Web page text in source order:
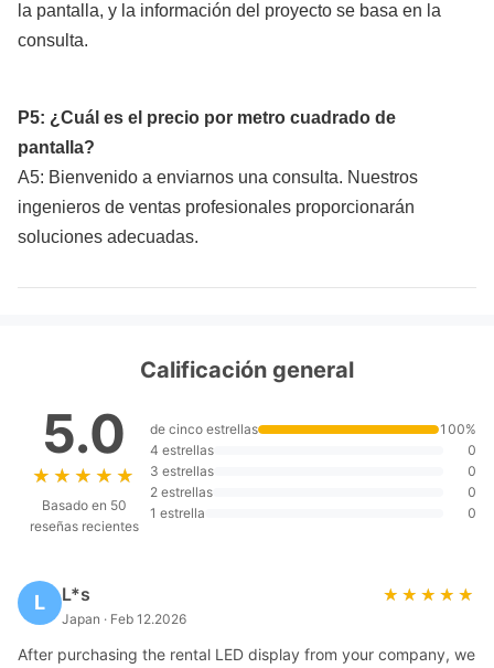
la pantalla, y la información del proyecto se basa en la
consulta.
P5: ¿Cuál es el precio por metro cuadrado de
pantalla?
A5: Bienvenido a enviarnos una consulta. Nuestros
ingenieros de ventas profesionales proporcionarán
soluciones adecuadas.
Calificación general
5.0
★★★★★
★★★★★
Basado en 50
reseñas recientes
de cinco estrellas
100%
4 estrellas
0
3 estrellas
0
2 estrellas
0
1 estrella
0
L L*s
Japan · Feb 12.2026
★★★★★
★★★★★
After purchasing the rental LED display from your company, we